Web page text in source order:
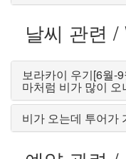
날씨 관련 /
보라카이 우기[6월-
마처럼 비가 많이 오
비가 오는데 투어가